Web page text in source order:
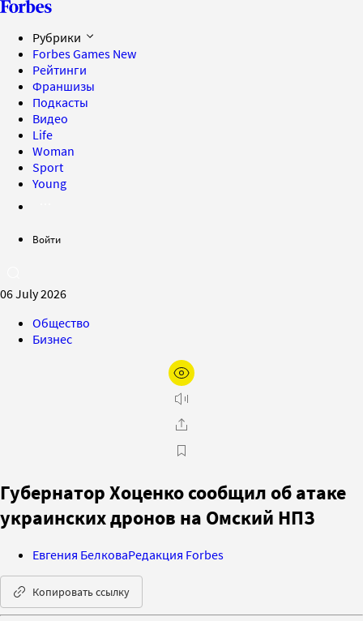
Рубрики
Forbes Games New
Рейтинги
Франшизы
Подкасты
Видео
Life
Woman
Sport
Young
Войти
06 July 2026
Общество
Бизнес
Губернатор Хоценко сообщил об атаке
украинских дронов на Омский НПЗ
Евгения БелковаРедакция Forbes
Копировать ссылку